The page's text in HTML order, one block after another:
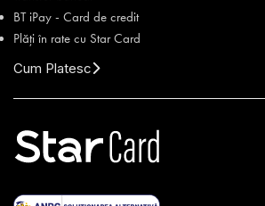
BT iPay - Card de credit
Plăți în rate cu Star Card
Cum Platesc